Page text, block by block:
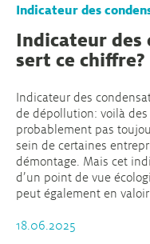
Indicateur des
Indicateur des
sert ce chiffre?
Indicateur des
de dépollution: voilà
probablement pas
sein de certaines
démontage. Mais cet
d’un point de vue
peut également en
18.06.2025